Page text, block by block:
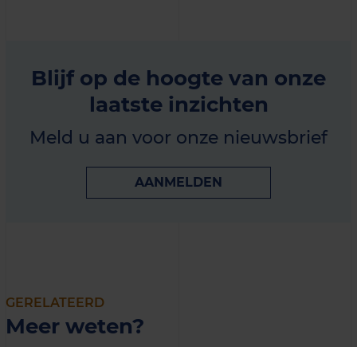
Blijf op de hoogte van onze
laatste inzichten
Meld u aan voor onze nieuwsbrief
AANMELDEN
GERELATEERD
Meer weten?